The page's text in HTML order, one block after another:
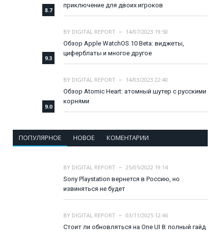
8.7
приключение для двоих игроков
9.3
BY DIGITAL REPORT
14/07/2023 19:50
Обзор Apple WatchOS 10 Beta: виджеты,
циферблаты и многое другое
9.0
BY DIGITAL REPORT
14/03/2023 22:40
Обзор Atomic Heart: атомный шутер с русскими
корнями
ПОПУЛЯРНОЕ НОВОЕ КОМЕНТАРИИ
BY DIGITAL REPORT
25/05/2022 19:14
Sony Playstation вернется в Россию, но
извиняться не будет
BY DIGITAL REPORT
03/11/2025 12:46
Стоит ли обновляться на One UI 8: полный гайд